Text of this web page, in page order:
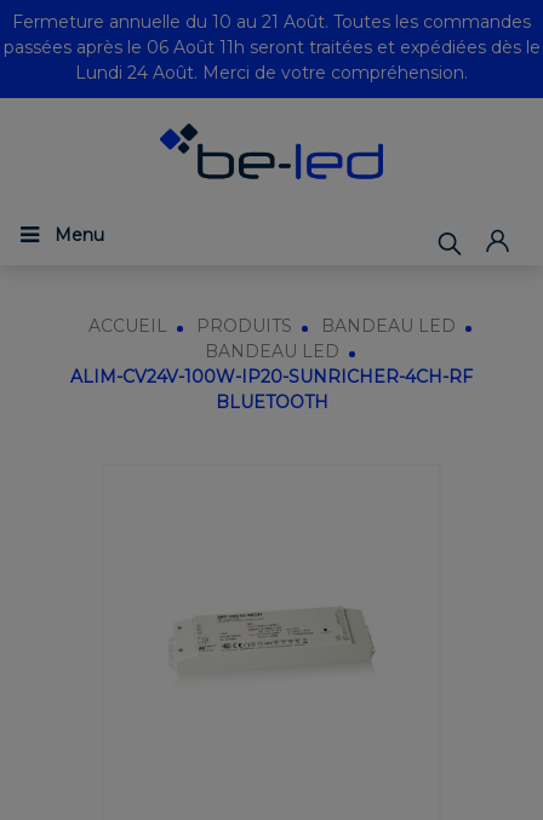
Fermeture annuelle du 10 au 21 Août. Toutes les commandes
passées après le 06 Août 11h seront traitées et expédiées dès le
Lundi 24 Août. Merci de votre compréhension.
Menu
ACCUEIL PRODUITS
BANDEAU LED
BANDEAU LED
ALIM-CV24V-100W-IP20-SUNRICHER-4CH-RF
BLUETOOTH